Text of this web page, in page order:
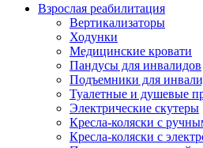
Взрослая реабилитация
Вертикализаторы
Ходунки
Медицинские кровати
Пандусы для инвалидов
Подъемники для
Туалетные и душевые
Электрические скутеры
Кресла-коляски с
Кресла-коляски с